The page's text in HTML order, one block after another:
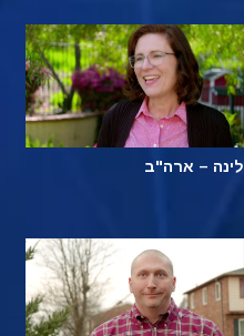
לינה – ארה"ב